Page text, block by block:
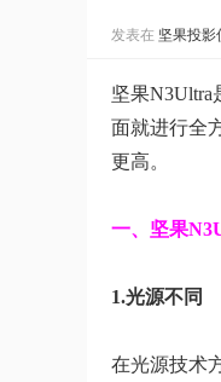
发表在 坚果投影
坚果
面就进行全
更高。
一、坚果
1.光源不同
在光源技术